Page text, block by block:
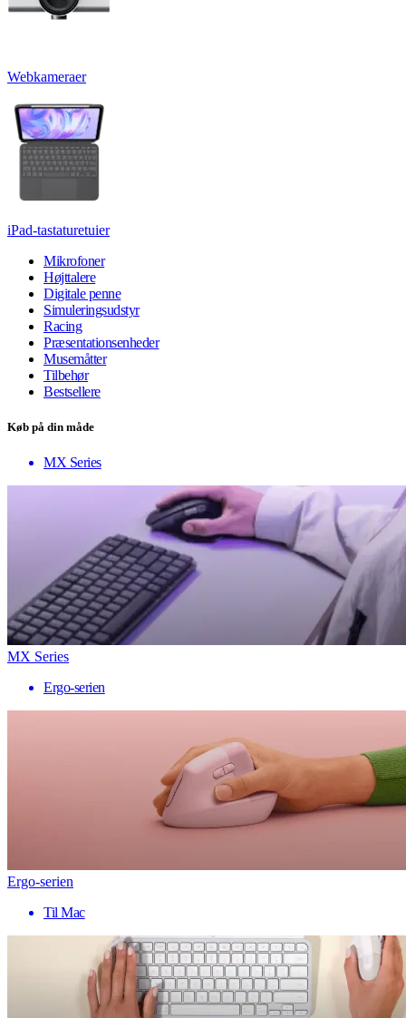
Webkameraer
iPad-tastaturetuier
Mikrofoner
Højttalere
Digitale penne
Simuleringsudstyr
Racing
Præsentationsenheder
Musemåtter
Tilbehør
Bestsellere
Køb på din måde
MX Series
MX Series
Ergo-serien
Ergo-serien
Til Mac